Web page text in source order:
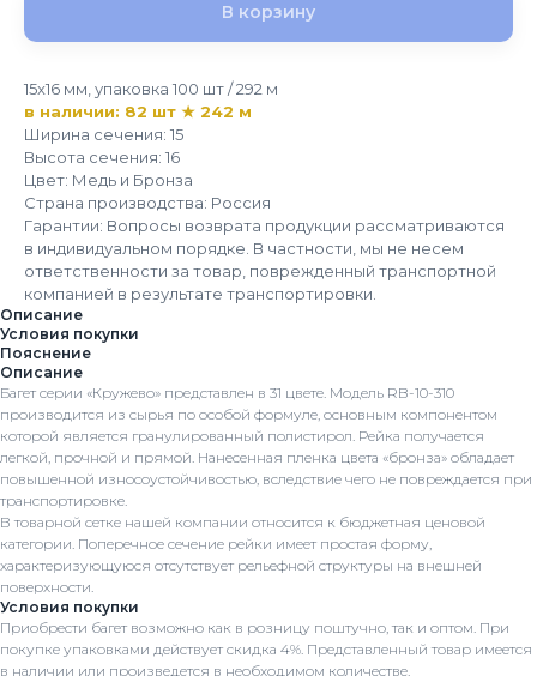
В корзину
15x16 мм, упаковка 100 шт / 292 м
в наличии: 82 шт ★ 242 м
Ширина сечения: 15
Высота сечения: 16
Цвет: Медь и Бронза
Страна производства: Россия
Гарантии: Вопросы возврата продукции рассматриваются
в индивидуальном порядке. В частности, мы не несем
ответственности за товар, поврежденный транспортной
компанией в результате транспортировки.
Описание
Условия покупки
Пояснение
Описание
Багет серии «Кружево» представлен в 31 цвете. Модель RB-10-310
производится из сырья по особой формуле, основным компонентом
которой является гранулированный полистирол. Рейка получается
легкой, прочной и прямой. Нанесенная пленка цвета «бронза» обладает
повышенной износоустойчивостью, вследствие чего не повреждается при
транспортировке.
В товарной сетке нашей компании относится к бюджетная ценовой
категории. Поперечное сечение рейки имеет простая форму,
характеризующуюся отсутствует рельефной структуры на внешней
поверхности.
Условия покупки
Приобрести багет возможно как в розницу поштучно, так и оптом. При
покупке упаковками действует скидка 4%. Представленный товар имеется
в наличии или произведется в необходимом количестве.